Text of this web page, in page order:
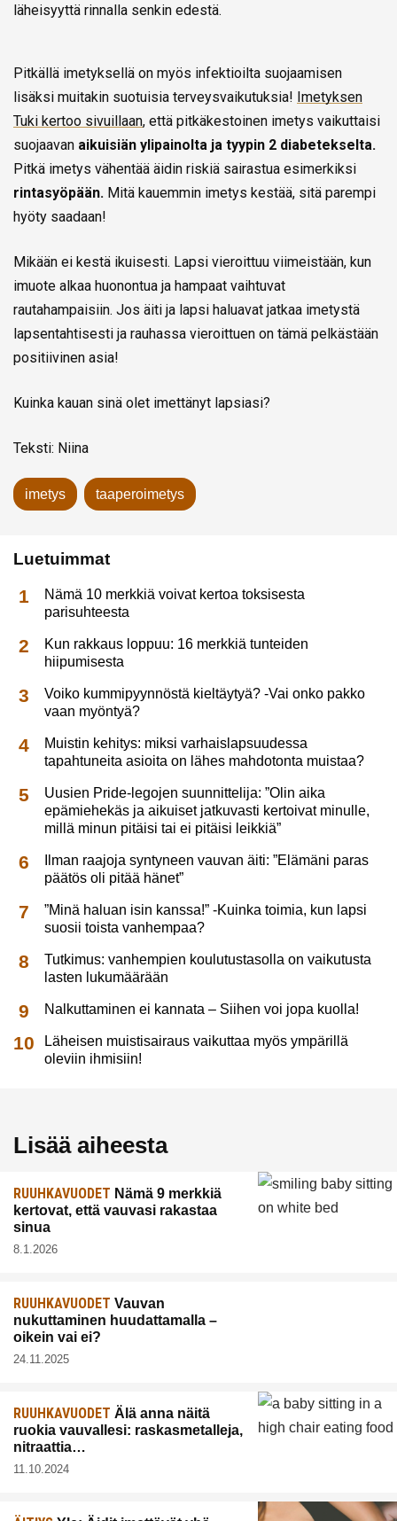
läheisyyttä rinnalla senkin edestä.
Pitkällä imetyksellä on myös infektioilta suojaamisen
lisäksi muitakin suotuisia terveysvaikutuksia! Imetyksen
Tuki kertoo sivuillaan, että pitkäkestoinen imetys vaikuttaisi
suojaavan aikuisiän ylipainolta ja tyypin 2 diabetekselta.
Pitkä imetys vähentää äidin riskiä sairastua esimerkiksi
rintasyöpään. Mitä kauemmin imetys kestää, sitä parempi
hyöty saadaan!
Mikään ei kestä ikuisesti. Lapsi vieroittuu viimeistään, kun
imuote alkaa huonontua ja hampaat vaihtuvat
rautahampaisiin. Jos äiti ja lapsi haluavat jatkaa imetystä
lapsentahtisesti ja rauhassa vieroittuen on tämä pelkästään
positiivinen asia!
Kuinka kauan sinä olet imettänyt lapsiasi?
Teksti: Niina
imetys taaperoimetys
Luetuimmat
Nämä 10 merkkiä voivat kertoa toksisesta
parisuhteesta
Kun rakkaus loppuu: 16 merkkiä tunteiden
hiipumisesta
Voiko kummipyynnöstä kieltäytyä? -Vai onko pakko
vaan myöntyä?
Muistin kehitys: miksi varhaislapsuudessa
tapahtuneita asioita on lähes mahdotonta muistaa?
Uusien Pride-legojen suunnittelija: ”Olin aika
epämiehekäs ja aikuiset jatkuvasti kertoivat minulle,
millä minun pitäisi tai ei pitäisi leikkiä”
Ilman raajoja syntyneen vauvan äiti: ”Elämäni paras
päätös oli pitää hänet”
”Minä haluan isin kanssa!” -Kuinka toimia, kun lapsi
suosii toista vanhempaa?
Tutkimus: vanhempien koulutustasolla on vaikutusta
lasten lukumäärään
Nalkuttaminen ei kannata – Siihen voi jopa kuolla!
Läheisen muistisairaus vaikuttaa myös ympärillä
oleviin ihmisiin!
Lisää aiheesta
RUUHKAVUODET Nämä 9 merkkiä
kertovat, että vauvasi rakastaa
sinua
8.1.2026
RUUHKAVUODET Vauvan
nukuttaminen huudattamalla –
oikein vai ei?
24.11.2025
RUUHKAVUODET Älä anna näitä
ruokia vauvallesi: raskasmetalleja,
nitraattia…
11.10.2024